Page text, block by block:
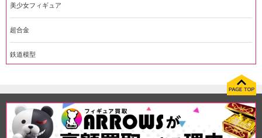
美少女フィギュア
超合金
鉄道模型